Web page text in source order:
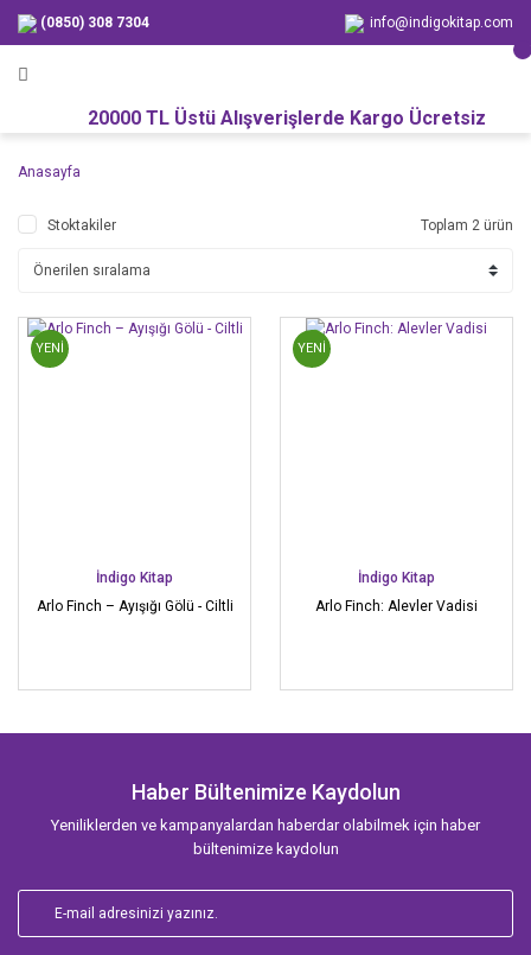
(0850) 308 7304 info@indigokitap.com
20000 TL Üstü Alışverişlerde Kargo Ücretsiz
Anasayfa
Stoktakiler Toplam 2 ürün
YENİ
İndigo Kitap
Arlo Finch – Ayışığı Gölü - Ciltli
YENİ
İndigo Kitap
Arlo Finch: Alevler Vadisi
Haber Bültenimize Kaydolun
Yeniliklerden ve kampanyalardan haberdar olabilmek için haber
bültenimize kaydolun